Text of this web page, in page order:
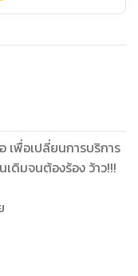
เพื่อเปลี่ยนการบริการ
เดิมจนต้องร้อง ว้าว!!!